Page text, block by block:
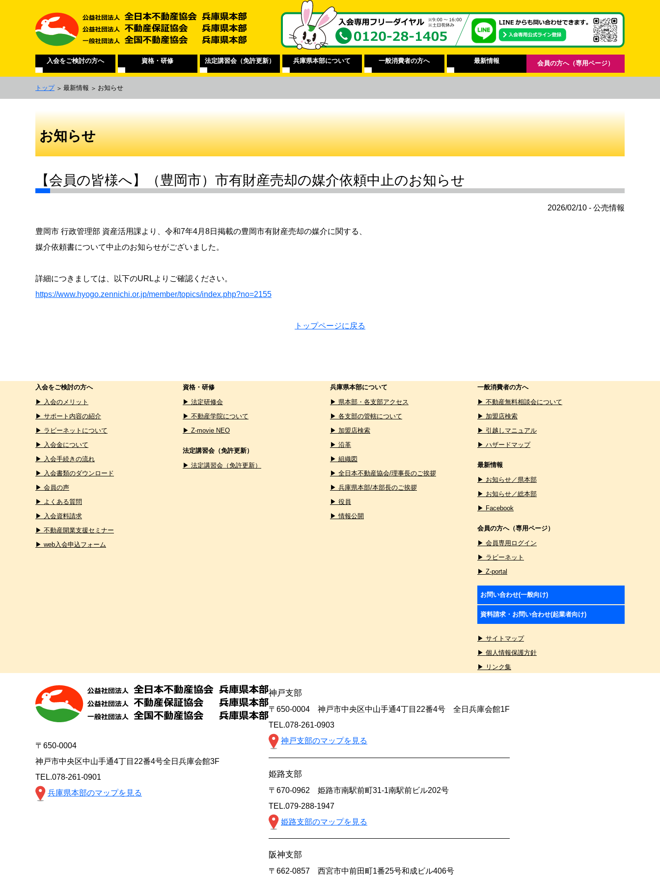
入会をご検討の方へ 資格・研修 法定講習会（免許更新） 兵庫県本部について 一般消費者の方へ 最新情報 会員の方へ（専用ページ）
トップ 最新情報 お知らせ
お知らせ
【会員の皆様へ】（豊岡市）市有財産売却の媒介依頼中止のお知らせ
2026/02/10 - 公売情報
豊岡市 行政管理部 資産活用課より、令和7年4月8日掲載の豊岡市有財産売却の媒介に関する、
媒介依頼書について中止のお知らせがございました。
詳細につきましては、以下のURLよりご確認ください。
https://www.hyogo.zennichi.or.jp/member/topics/index.php?no=2155
トップページに戻る
入会をご検討の方へ
▶ 入会のメリット
▶ サポート内容の紹介
▶ ラビーネットについて
▶ 入会金について
▶ 入会手続きの流れ
▶ 入会書類のダウンロード
▶ 会員の声
▶ よくある質問
▶ 入会資料請求
▶ 不動産開業支援セミナー
▶ web入会申込フォーム
資格・研修
▶ 法定研修会
▶ 不動産学院について
▶ Z-movie NEO
法定講習会（免許更新）
▶ 法定講習会（免許更新）
兵庫県本部について
▶ 県本部・各支部アクセス
▶ 各支部の管轄について
▶ 加盟店検索
▶ 沿革
▶ 組織図
▶ 全日本不動産協会/理事長のご挨拶
▶ 兵庫県本部/本部長のご挨拶
▶ 役員
▶ 情報公開
一般消費者の方へ
▶ 不動産無料相談会について
▶ 加盟店検索
▶ 引越しマニュアル
▶ ハザードマップ
最新情報
▶ お知らせ／県本部
▶ お知らせ／総本部
▶ Facebook
会員の方へ（専用ページ）
▶ 会員専用ログイン
▶ ラビーネット
▶ Z-portal
お問い合わせ(一般向け)
資料請求・お問い合わせ(起業者向け)
▶ サイトマップ
▶ 個人情報保護方針
▶ リンク集
〒650-0004
神戸市中央区中山手通4丁目22番4号全日兵庫会館3F
TEL.078-261-0901
兵庫県本部のマップを見る
神戸支部
〒650-0004 神戸市中央区中山手通4丁目22番4号 全日兵庫会館1F
TEL.078-261-0903
神戸支部のマップを見る
姫路支部
〒670-0962 姫路市南駅前町31-1南駅前ビル202号
TEL.079-288-1947
姫路支部のマップを見る
阪神支部
〒662-0857 西宮市中前田町1番25号和成ビル406号